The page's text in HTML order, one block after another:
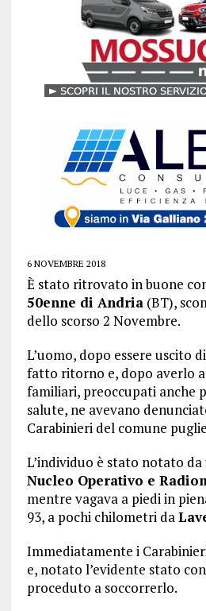
6 NOVEMBRE 2018
È stato ritrovato in buone
50enne di Andria(BT),
dello scorso 2 Novembre.
L’uomo, dopo essere uscito
fatto ritorno e, dopo averlo
familiari, preoccupati anche
salute, ne avevano
Carabinieri del comune
L’individuo è stato notato
Nucleo Operativo e
mentre vagava a piedi in
93, a pochi chilometri da
Immediatamente i
e, notato l’evidente stato
proceduto a soccorrerlo.